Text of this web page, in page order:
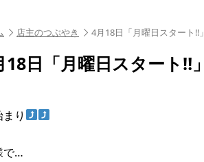
店主のつぶやき 4月18日「月曜日スタート‼︎」
18日「月曜日スタート‼︎」
り
で…